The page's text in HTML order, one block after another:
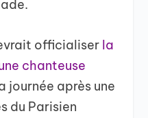
officialiser la
chanteuse
journée après une
du Parisien